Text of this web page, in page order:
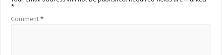
*
Comment*